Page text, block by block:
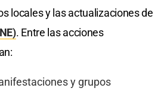
locales y las actualizaciones de
. Entre las acciones
y grupos